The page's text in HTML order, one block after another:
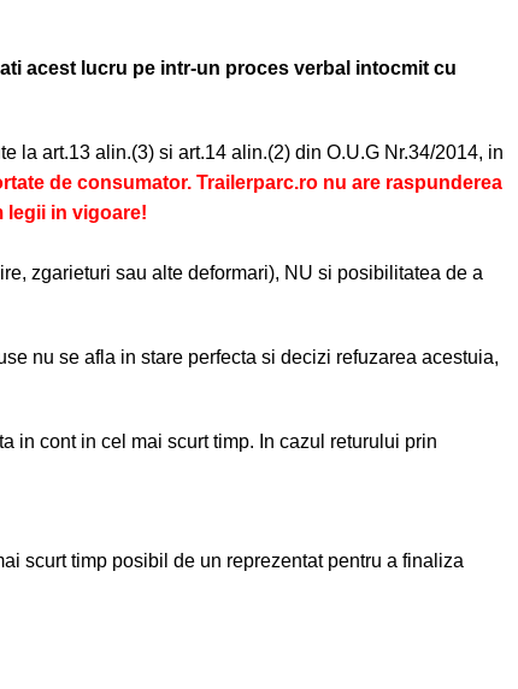
acest lucru pe intr-un proces verbal intocmit cu
la art.13 alin.(3) si art.14 alin.(2) din O.U.G Nr.34/2014, in
de consumator. Trailerparc.ro nu are raspunderea
legii in vigoare!
zgarieturi sau alte deformari), NU si posibilitatea de a
nu se afla in stare perfecta si decizi refuzarea acestuia,
in cont in cel mai scurt timp. In cazul returului prin
scurt timp posibil de un reprezentat pentru a finaliza